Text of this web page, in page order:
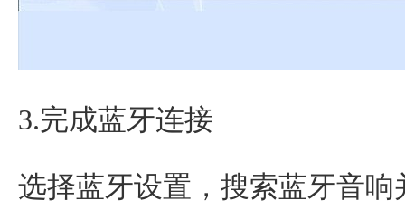
3.完成蓝牙连接
选择蓝牙设置，搜索蓝牙音